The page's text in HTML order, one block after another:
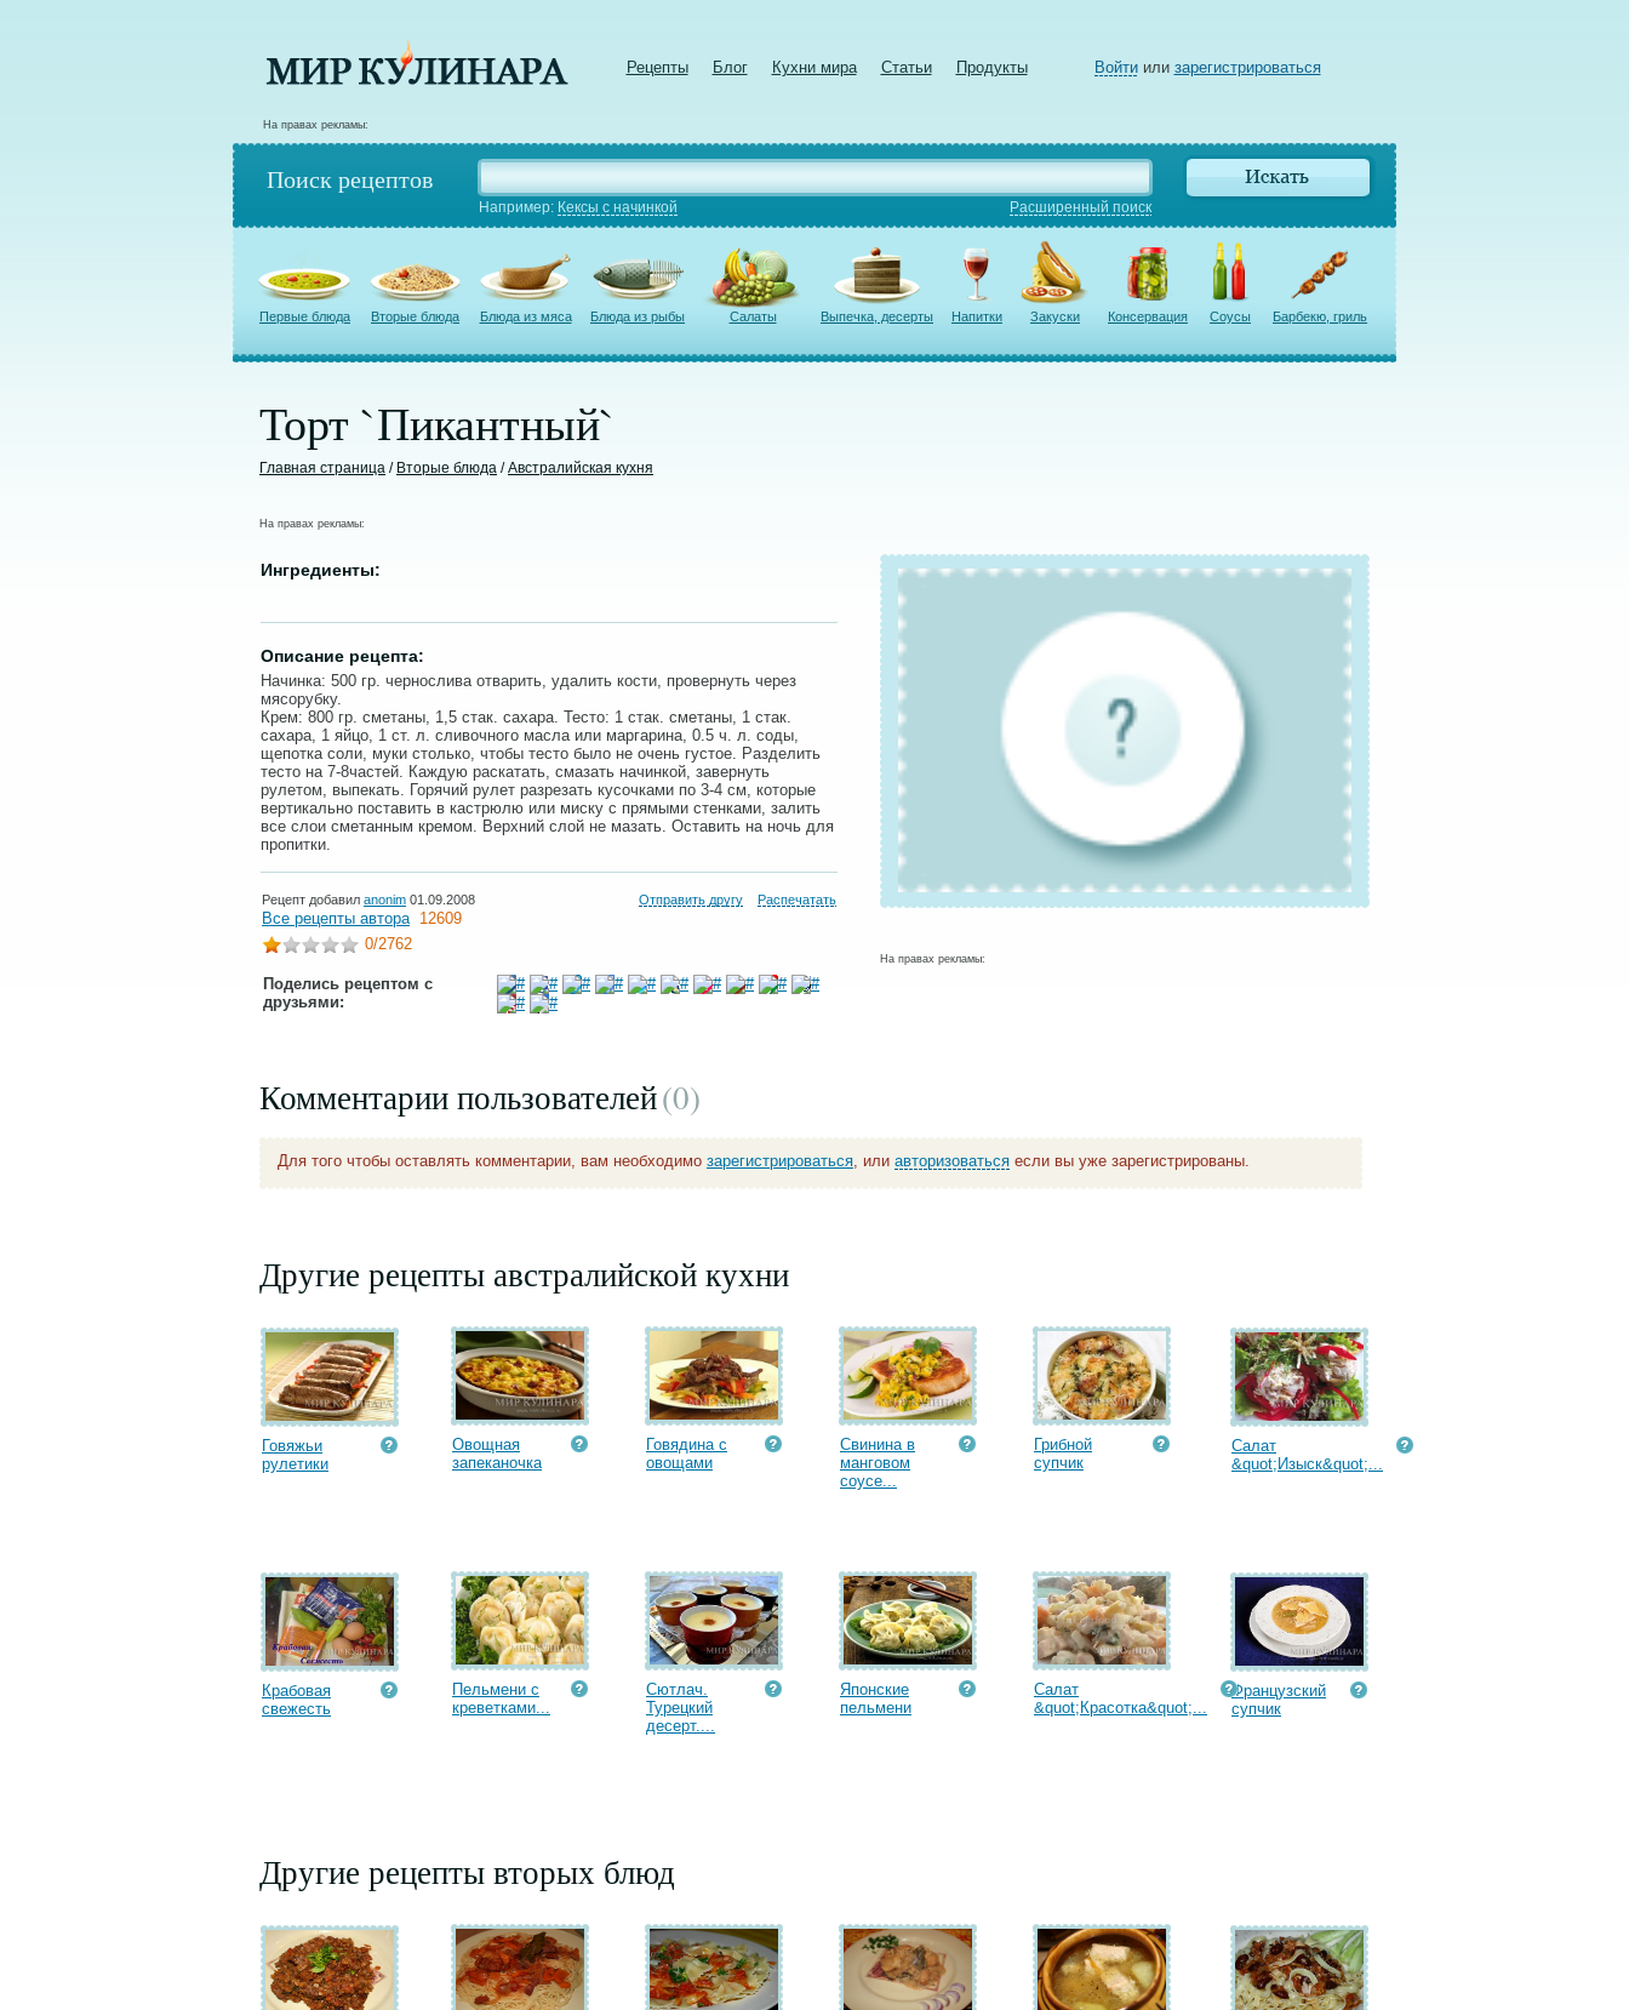
Рецепты Блог Кухни мира Статьи Продукты Войтиили зарегистрироваться
На правах рекламы:
Поиск рецептов
Например: Кексы с начинкой Расширенный поиск
Первые блюда Вторые блюда Блюда из мяса Блюда из рыбы Салаты Выпечка, десерты Напитки Закуски Консервация Соусы Барбекю, гриль
Торт `Пикантный`
Главная страница / Вторые блюда /Австралийская кухня
На правах рекламы:
Ингредиенты:
Описание рецепта:
Начинка: 500 гр. чернослива отварить, удалить кости, провернуть через
мясорубку.
Крем: 800 гр. сметаны, 1,5 стак. сахара. Тесто: 1 стак. сметаны, 1 стак.
сахара, 1 яйцо, 1 ст. л. сливочного масла или маргарина, 0.5 ч. л. соды,
щепотка соли, муки столько, чтобы тесто было не очень густое. Разделить
тесто на 7-8частей. Каждую раскатать, смазать начинкой, завернуть
рулетом, выпекать. Горячий рулет разрезать кусочками по 3-4 см, которые
вертикально поставить в кастрюлю или миску с прямыми стенками, залить
все слои сметанным кремом. Верхний слой не мазать. Оставить на ночь для
пропитки.
Рецепт добавил anonim 01.09.2008 Отправить другу Распечатать
Все рецепты автора 12609
0/2762
Поделись рецептом с
друзьями:
На правах рекламы:
Комментарии пользователей(0)
Для того чтобы оставлять комментарии, вам необходимо зарегистрироваться, или авторизоваться если вы уже зарегистрированы.
Другие рецепты австралийской кухни
Говяжьи
рулетики
Овощная
запеканочка
Говядина с
овощами
Свинина в
манговом
соусе...
Грибной
супчик
Салат
&quot;Изыск&quot;...
Крабовая
cвежесть
Пельмени с
креветками...
Сютлач.
Турецкий
десерт....
Японские
пельмени
Салат
&quot;Красотка&quot;...
Французский
супчик
Другие рецепты вторых блюд